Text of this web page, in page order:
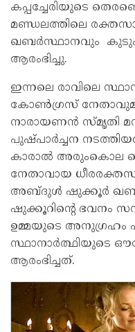
കപ്പച്ചേരിയുടെ
മണ്ഡലത്തിലെ
ഖബര്‍സ്ഥാനവും
ആരംഭിച്ചു.
ഇന്നലെ രാവിലെ
കോണ്‍ഗ്രസ്
നാരായണന്‍ സ്മൃതി
പുഷ്പാര്‍ച്ചന
കാരാല്‍ അരുംകൊല
നേതാവായ
അബ്ദുള്‍ ഷുക്കൂര്‍
ഷുക്കൂറിന്‍റെ ഭവനം
ഉമ്മയുടെ അനുഗ്രഹം
സ്ഥാനാര്‍ത്ഥിയുടെ
ആരംഭിച്ചത്.